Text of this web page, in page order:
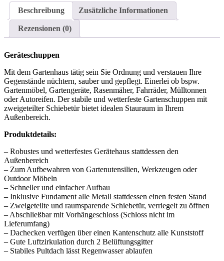
Gartenhaus
mit
Metallrahmen
Dunkelgrau
Beschreibung Zusätzliche Informationen
Rezensionen (0)
Geräteschuppen
Mit dem Gartenhaus tätig sein Sie Ordnung und verstauen Ihre
Gegenstände nüchtern, sauber und gepflegt. Einerlei ob bspw.
Gartenmöbel, Gartengeräte, Rasenmäher, Fahrräder, Mülltonnen
oder Autoreifen. Der stabile und wetterfeste Gartenschuppen mit
zweigeteilter Schiebetür bietet idealen Stauraum in Ihrem
Außenbereich.
Produktdetails:
– Robustes und wetterfestes Gerätehaus stattdessen den
Außenbereich
– Zum Aufbewahren von Gartenutensilien, Werkzeugen oder
Outdoor Möbeln
– Schneller und einfacher Aufbau
– Inklusive Fundament alle Metall stattdessen einen festen Stand
– Zweigeteilte und raumsparende Schiebetür, verriegelt zu öffnen
– Abschließbar mit Vorhängeschloss (Schloss nicht im
Lieferumfang)
– Dachecken verfügen über einen Kantenschutz alle Kunststoff
– Gute Luftzirkulation durch 2 Belüftungsgitter
– Stabiles Pultdach lässt Regenwasser ablaufen